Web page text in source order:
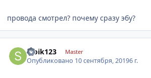
провода смотрел? почему сразу эбу?
stoik123 Master
Опубликовано 10 сентября, 20196 г.